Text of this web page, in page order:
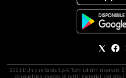
2021 L'Unione Sarda S.p.A. Tutti i diritti riservati.
con qualsiasi mezzo, di tutti i materiali del sito.